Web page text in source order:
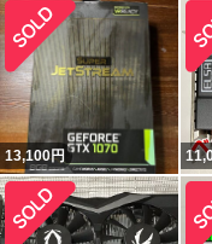
13,100円